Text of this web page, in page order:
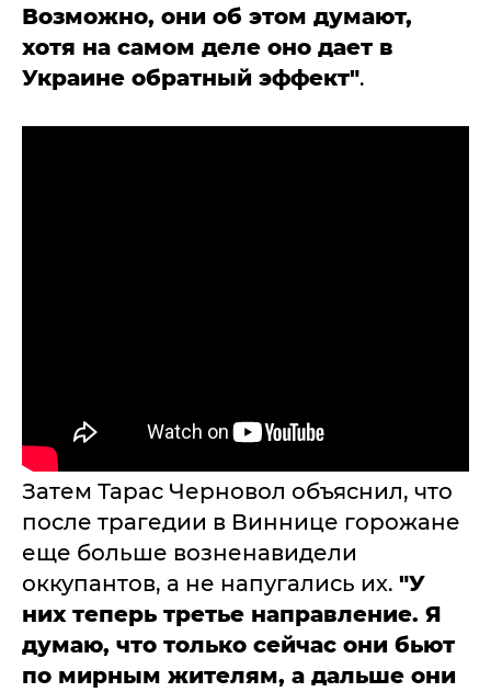
Возможно, они об этом думают,
хотя на самом деле оно дает в
Украине обратный эффект".
Затем Тарас Черновол объяснил, что
после трагедии в Виннице горожане
еще больше возненавидели
оккупантов, а не напугались их. "У
них теперь третье направление. Я
думаю, что только сейчас они бьют
по мирным жителям, а дальше они